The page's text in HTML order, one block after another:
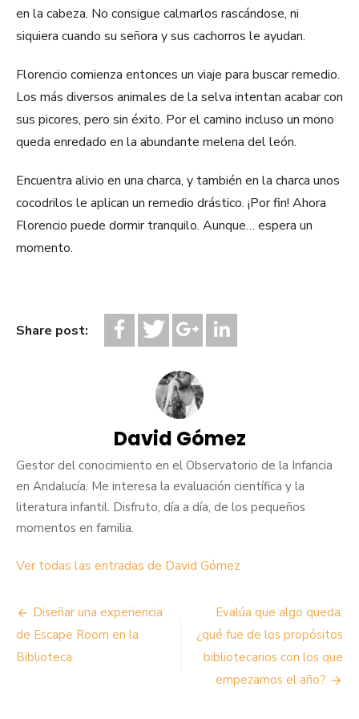
en la cabeza. No consigue calmarlos rascándose, ni
siquiera cuando su señora y sus cachorros le ayudan.
Florencio comienza entonces un viaje para buscar remedio.
Los más diversos animales de la selva intentan acabar con
sus picores, pero sin éxito. Por el camino incluso un mono
queda enredado en la abundante melena del león.
Encuentra alivio en una charca, y también en la charca unos
cocodrilos le aplican un remedio drástico. ¡Por fin! Ahora
Florencio puede dormir tranquilo. Aunque… espera un
momento.
Share post:
David Gómez
Gestor del conocimiento en el Observatorio de la Infancia
en Andalucía. Me interesa la evaluación científica y la
literatura infantil. Disfruto, día a día, de los pequeños
momentos en familia.
Ver todas las entradas de David Gómez
Navegación
de
entradas
Diseñar una experiencia
de Escape Room en la
Biblioteca
Evalúa que algo queda:
¿qué fue de los propósitos
bibliotecarios con los que
empezamos el año?